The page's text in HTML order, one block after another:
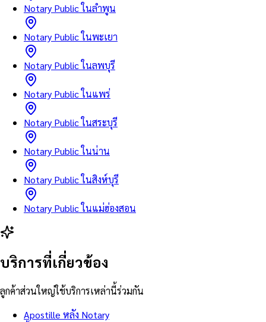
Notary Public ในลำพูน
Notary Public ในพะเยา
Notary Public ในลพบุรี
Notary Public ในแพร่
Notary Public ในสระบุรี
Notary Public ในน่าน
Notary Public ในสิงห์บุรี
Notary Public ในแม่ฮ่องสอน
บริการที่เกี่ยวข้อง
ลูกค้าส่วนใหญ่ใช้บริการเหล่านี้ร่วมกัน
Apostille หลัง Notary